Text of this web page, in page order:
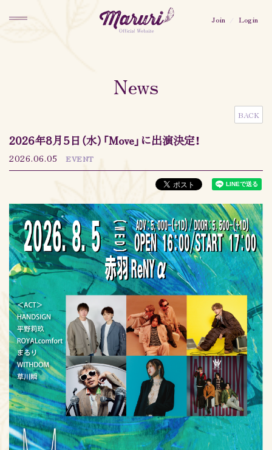
MARURI OFFICIAL
FANCLUB「MARURISTA」 Join Login
News
BACK
2026年8月5日（水）「Move」に出演決定！
2026.06.05 EVENT